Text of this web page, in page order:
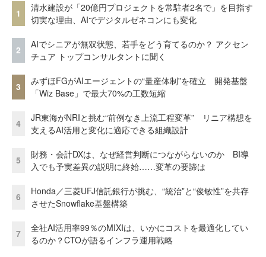
1
清水建設が「20億円プロジェクトを常駐者2名で」を目指す
切実な理由、AIでデジタルゼネコンにも変化
2
AIでシニアが無双状態、若手をどう育てるのか？ アクセン
チュア トップコンサルタントに聞く
3
みずほFGがAIエージェントの“量産体制”を確立 開発基盤
「Wiz Base」で最大70%の工数短縮
4
JR東海がNRIと挑む“前例なき上流工程変革” リニア構想を
支えるAI活用と変化に適応できる組織設計
5
財務・会計DXは、なぜ経営判断につながらないのか BI導
入でも予実差異の説明に終始……変革の要諦は
6
Honda／三菱UFJ信託銀行が挑む、“統治”と“俊敏性”を共存
させたSnowflake基盤構築
7
全社AI活用率99％のMIXIは、いかにコストを最適化してい
るのか？CTOが語るインフラ運用戦略